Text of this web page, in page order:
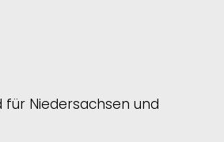
für Niedersachsen und